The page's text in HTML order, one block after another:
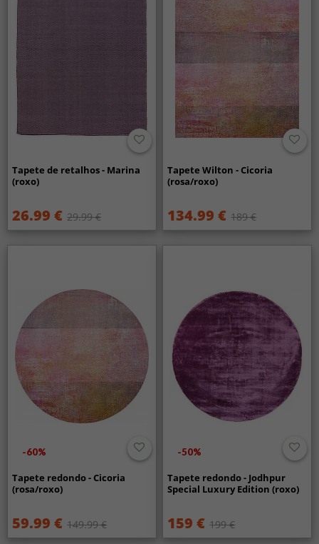
Tapete de retalhos - Marina
(roxo)
26.99 € 29.99 €
Tapete Wilton - Cicoria
(rosa/roxo)
134.99 € 189 €
-60%
Tapete redondo - Cicoria
(rosa/roxo)
59.99 € 149.99 €
-50%
Tapete redondo - Jodhpur
Special Luxury Edition (roxo)
159 € 199 €